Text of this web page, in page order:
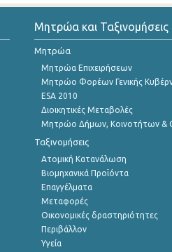
Μητρώα και Ταξινομήσεις
Μητρώα
Μητρώα Επιχειρήσεων
Μητρώο Φορέων Γενικής
ESA 2010
Διοικητικές Μεταβολές
Μητρώο Δήμων, Κοινοτήτων &
Ταξινομήσεις
Ατομική Κατανάλωση
Βιομηχανικά Προϊόντα
Επαγγέλματα
Μεταφορές
Οικονομικές δραστηριότητες
Περιβάλλον
Υγεία